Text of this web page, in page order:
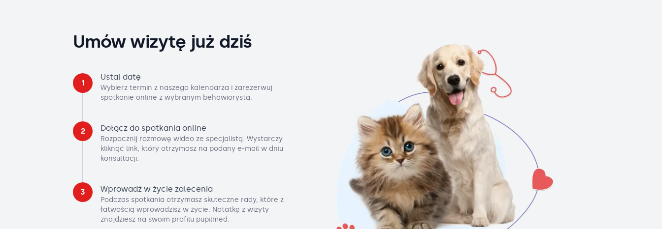
Umów wizytę już dziś
1
Ustal datę
Wybierz termin z naszego kalendarza i zarezerwuj
spotkanie online z wybranym behawiorystą.
2 Dołącz do spotkania online
Rozpocznij rozmowę wideo ze specjalistą. Wystarczy
kliknąć link, który otrzymasz na podany e-mail w dniu
konsultacji.
3 Wprowadź w życie zalecenia
Podczas spotkania otrzymasz skuteczne rady, które z
łatwością wprowadzisz w życie. Notatkę z wizyty
znajdziesz na swoim profilu pupilmed.